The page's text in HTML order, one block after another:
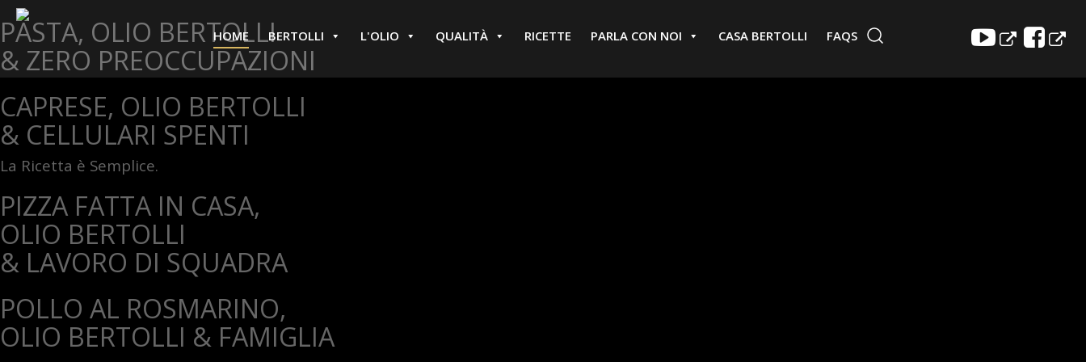
HOME BERTOLLI L'OLIO QUALITÀ RICETTE PARLA CON NOI CASA BERTOLLI FAQS
PASTA, OLIO BERTOLLI
& ZERO PREOCCUPAZIONI
CAPRESE, OLIO BERTOLLI
& CELLULARI SPENTI
La Ricetta è Semplice.
PIZZA FATTA IN CASA,
OLIO BERTOLLI
& LAVORO DI SQUADRA
POLLO AL ROSMARINO,
OLIO BERTOLLI & FAMIGLIA